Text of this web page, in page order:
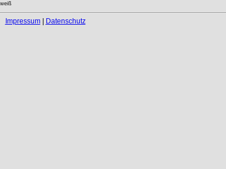
Impressum| Datenschutz